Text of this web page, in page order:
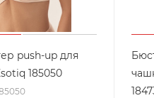
push-up для
185050